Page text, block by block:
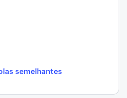
semelhantes